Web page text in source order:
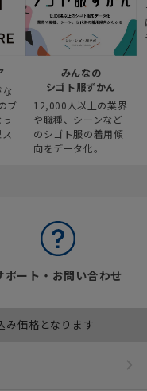
ブ
みんなの
シゴト服ずかん
12,000人以上の業界
や職種、シーンなど
のシゴト服の着用傾
向をデータ化。
ポート・お問い合わせ
み価格となります